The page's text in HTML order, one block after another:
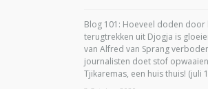
Blog 101: Hoeveel doden door
terugtrekken uit Djogja is
van Alfred van Sprang
journalisten doet stof
Tjikaremas, een huis thuis! (juli